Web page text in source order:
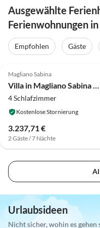
Ausgewählte
Ferienwohnungen
Empfohlen Gäste
Magliano Sabina
Villa in Magliano Sabina mit privatem Pool
4 Schlafzimmer
Kostenlose Stornierung
3.237,71 €
2 Gäste / 7 Nächte
Urlaubsideen
Nicht sicher, wohin es gehen